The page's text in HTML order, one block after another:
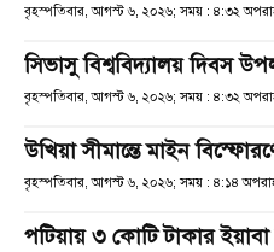
বৃহস্পতিবার, আগস্ট ৬, ২০২৬; সময় : ৪:৩২
সিভাসু বিশ্ববিদ্যালয় দিবস
বৃহস্পতিবার, আগস্ট ৬, ২০২৬; সময় : ৪:৩২
উখিয়া সীমান্তে মাইন
বৃহস্পতিবার, আগস্ট ৬, ২০২৬; সময় : ৪:১৪
পটিয়ায় ৩ কোটি টাকার ইয়াবা